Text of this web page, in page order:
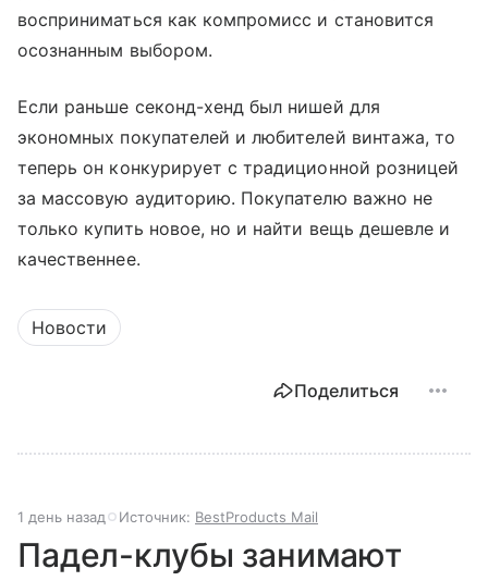
восприниматься как компромисс и становится
осознанным выбором.
Если раньше секонд-хенд был нишей для
экономных покупателей и любителей винтажа, то
теперь он конкурирует с традиционной розницей
за массовую аудиторию. Покупателю важно не
только купить новое, но и найти вещь дешевле и
качественнее.
Новости
Поделиться
1 день назад Источник: BestProducts Mail
Падел-клубы занимают